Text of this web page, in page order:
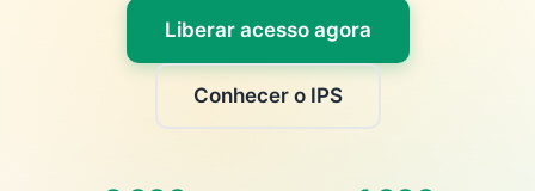
Liberar acesso agora
Conhecer o IPS